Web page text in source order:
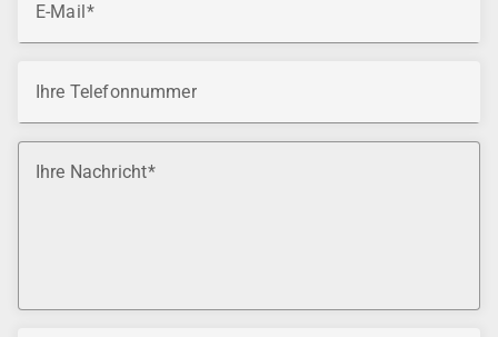
E-Mail
Ihre Telefonnummer
Ihre Nachricht